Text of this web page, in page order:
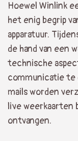
Hoewel Winlink
het enig begrip
apparatuur.
de hand van een
technische
communicatie te
mails worden
live weerkaarten
ontvangen.